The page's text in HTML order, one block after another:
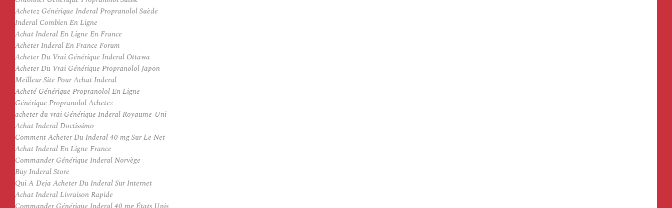
Achetez Générique Inderal Propranolol Suède
Inderal Combien En Ligne
Achat Inderal En Ligne En France
Acheter Inderal En France Forum
Acheter Du Vrai Générique Inderal Ottawa
Acheter Du Vrai Générique Propranolol Japon
Meilleur Site Pour Achat Inderal
Acheté Générique Propranolol En Ligne
Générique Propranolol Achetez
acheter du vrai Générique Inderal Royaume-Uni
Achat Inderal Doctissimo
Comment Acheter Du Inderal 40 mg Sur Le Net
Achat Inderal En Ligne France
Commander Générique Inderal Norvège
Buy Inderal Store
Qui A Deja Acheter Du Inderal Sur Internet
Achat Inderal Livraison Rapide